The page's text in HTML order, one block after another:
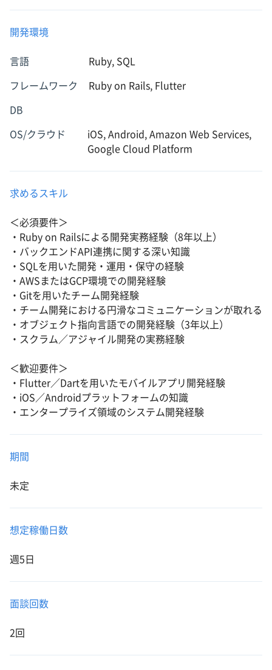
開発環境
言語 Ruby, SQL
フレームワーク Ruby on Rails, Flutter
DB
OS/クラウド
iOS, Android, Amazon Web Services,
Google Cloud Platform
求めるスキル
＜必須要件＞
・Ruby on Railsによる開発実務経験（8年以上）
・バックエンドAPI連携に関する深い知識
・SQLを用いた開発・運用・保守の経験
・AWSまたはGCP環境での開発経験
・Gitを用いたチーム開発経験
・チーム開発における円滑なコミュニケーションが取れる
・オブジェクト指向言語での開発経験（3年以上）
・スクラム／アジャイル開発の実務経験
＜歓迎要件＞
・Flutter／Dartを用いたモバイルアプリ開発経験
・iOS／Androidプラットフォームの知識
・エンタープライズ領域のシステム開発経験
期間
未定
想定稼働日数
週5日
面談回数
2回